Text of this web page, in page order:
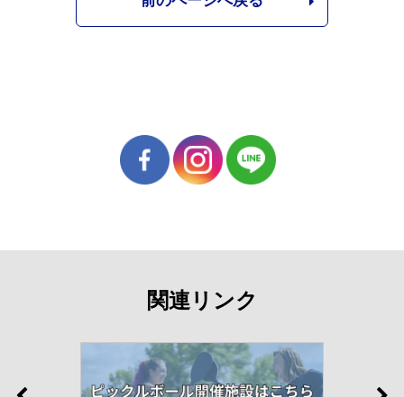
関連リンク